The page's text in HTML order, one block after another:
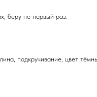
беру не первый раз.
подкручивание, цвет